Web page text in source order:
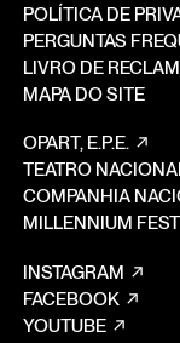
POLÍTICA DE
PERGUNTAS
LIVRO DE
MAPA DO SITE
OPART, E.P.E.
TEATRO
COMPANHIA
MILLENNIUM
INSTAGRAM
FACEBOOK
YOUTUBE